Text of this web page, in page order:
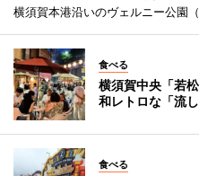
横須賀本港沿いのヴェルニー公園
食べる
横須賀中央「若
和レトロな「流
食べる